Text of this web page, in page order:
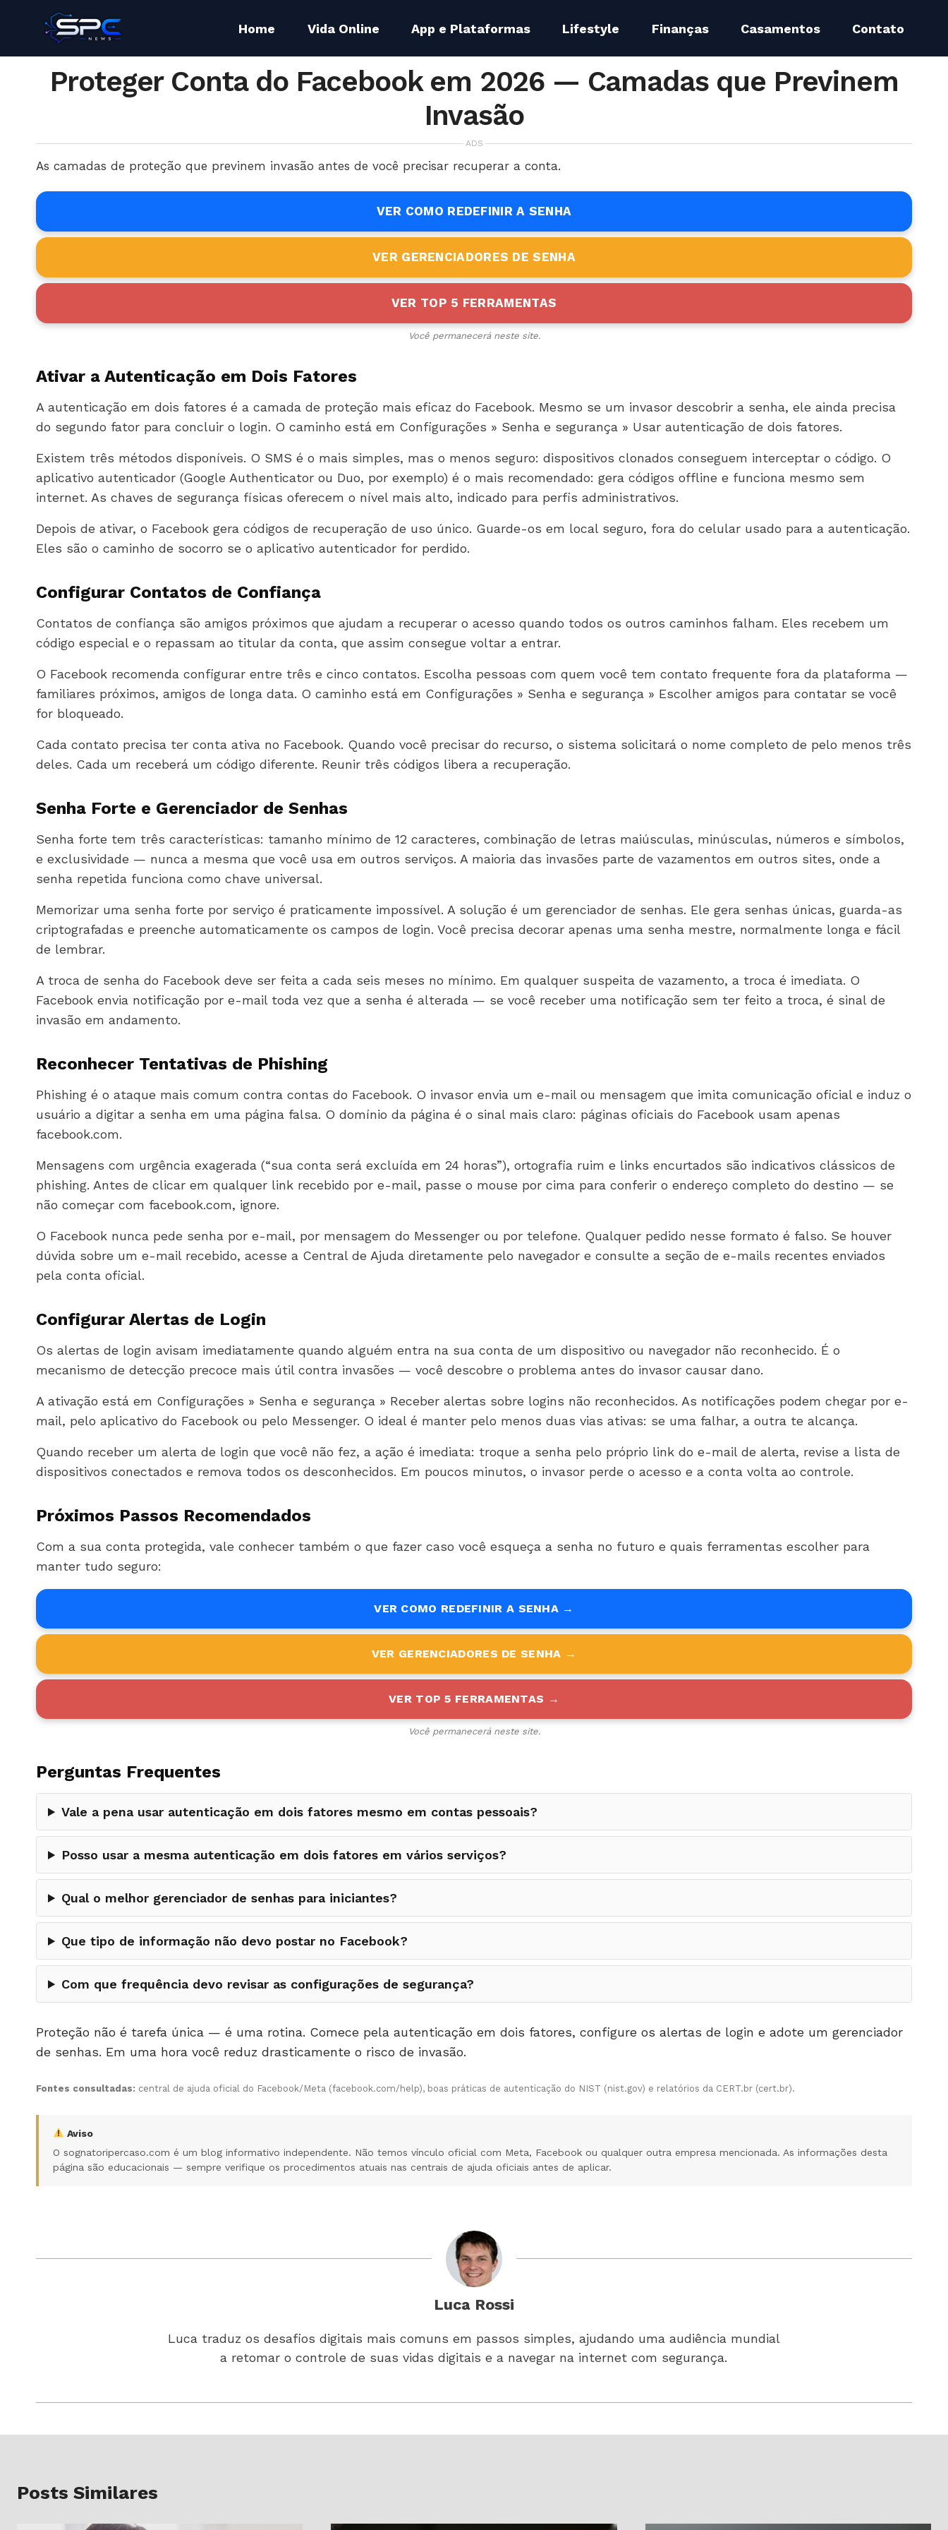
Home Vida Online App e Plataformas Lifestyle Finanças Casamentos Contato
Proteger Conta do Facebook em 2026 — Camadas que Previnem
Invasão
ADS
As camadas de proteção que previnem invasão antes de você precisar recuperar a conta.
VER COMO REDEFINIR A SENHA
VER GERENCIADORES DE SENHA
VER TOP 5 FERRAMENTAS
Você permanecerá neste site.
Ativar a Autenticação em Dois Fatores
A autenticação em dois fatores é a camada de proteção mais eficaz do Facebook. Mesmo se um invasor descobrir a senha, ele ainda precisa
do segundo fator para concluir o login. O caminho está em Configurações » Senha e segurança » Usar autenticação de dois fatores.
Existem três métodos disponíveis. O SMS é o mais simples, mas o menos seguro: dispositivos clonados conseguem interceptar o código. O
aplicativo autenticador (Google Authenticator ou Duo, por exemplo) é o mais recomendado: gera códigos offline e funciona mesmo sem
internet. As chaves de segurança físicas oferecem o nível mais alto, indicado para perfis administrativos.
Depois de ativar, o Facebook gera códigos de recuperação de uso único. Guarde-os em local seguro, fora do celular usado para a autenticação.
Eles são o caminho de socorro se o aplicativo autenticador for perdido.
Configurar Contatos de Confiança
Contatos de confiança são amigos próximos que ajudam a recuperar o acesso quando todos os outros caminhos falham. Eles recebem um
código especial e o repassam ao titular da conta, que assim consegue voltar a entrar.
O Facebook recomenda configurar entre três e cinco contatos. Escolha pessoas com quem você tem contato frequente fora da plataforma —
familiares próximos, amigos de longa data. O caminho está em Configurações » Senha e segurança » Escolher amigos para contatar se você
for bloqueado.
Cada contato precisa ter conta ativa no Facebook. Quando você precisar do recurso, o sistema solicitará o nome completo de pelo menos três
deles. Cada um receberá um código diferente. Reunir três códigos libera a recuperação.
Senha Forte e Gerenciador de Senhas
Senha forte tem três características: tamanho mínimo de 12 caracteres, combinação de letras maiúsculas, minúsculas, números e símbolos,
e exclusividade — nunca a mesma que você usa em outros serviços. A maioria das invasões parte de vazamentos em outros sites, onde a
senha repetida funciona como chave universal.
Memorizar uma senha forte por serviço é praticamente impossível. A solução é um gerenciador de senhas. Ele gera senhas únicas, guarda-as
criptografadas e preenche automaticamente os campos de login. Você precisa decorar apenas uma senha mestre, normalmente longa e fácil
de lembrar.
A troca de senha do Facebook deve ser feita a cada seis meses no mínimo. Em qualquer suspeita de vazamento, a troca é imediata. O
Facebook envia notificação por e-mail toda vez que a senha é alterada — se você receber uma notificação sem ter feito a troca, é sinal de
invasão em andamento.
Reconhecer Tentativas de Phishing
Phishing é o ataque mais comum contra contas do Facebook. O invasor envia um e-mail ou mensagem que imita comunicação oficial e induz o
usuário a digitar a senha em uma página falsa. O domínio da página é o sinal mais claro: páginas oficiais do Facebook usam apenas
facebook.com.
Mensagens com urgência exagerada (“sua conta será excluída em 24 horas”), ortografia ruim e links encurtados são indicativos clássicos de
phishing. Antes de clicar em qualquer link recebido por e-mail, passe o mouse por cima para conferir o endereço completo do destino — se
não começar com facebook.com, ignore.
O Facebook nunca pede senha por e-mail, por mensagem do Messenger ou por telefone. Qualquer pedido nesse formato é falso. Se houver
dúvida sobre um e-mail recebido, acesse a Central de Ajuda diretamente pelo navegador e consulte a seção de e-mails recentes enviados
pela conta oficial.
Configurar Alertas de Login
Os alertas de login avisam imediatamente quando alguém entra na sua conta de um dispositivo ou navegador não reconhecido. É o
mecanismo de detecção precoce mais útil contra invasões — você descobre o problema antes do invasor causar dano.
A ativação está em Configurações » Senha e segurança » Receber alertas sobre logins não reconhecidos. As notificações podem chegar por e-
mail, pelo aplicativo do Facebook ou pelo Messenger. O ideal é manter pelo menos duas vias ativas: se uma falhar, a outra te alcança.
Quando receber um alerta de login que você não fez, a ação é imediata: troque a senha pelo próprio link do e-mail de alerta, revise a lista de
dispositivos conectados e remova todos os desconhecidos. Em poucos minutos, o invasor perde o acesso e a conta volta ao controle.
Próximos Passos Recomendados
Com a sua conta protegida, vale conhecer também o que fazer caso você esqueça a senha no futuro e quais ferramentas escolher para
manter tudo seguro:
VER COMO REDEFINIR A SENHA →
VER GERENCIADORES DE SENHA →
VER TOP 5 FERRAMENTAS →
Você permanecerá neste site.
Perguntas Frequentes
Vale a pena usar autenticação em dois fatores mesmo em contas pessoais?
Posso usar a mesma autenticação em dois fatores em vários serviços?
Qual o melhor gerenciador de senhas para iniciantes?
Que tipo de informação não devo postar no Facebook?
Com que frequência devo revisar as configurações de segurança?
Proteção não é tarefa única — é uma rotina. Comece pela autenticação em dois fatores, configure os alertas de login e adote um gerenciador
de senhas. Em uma hora você reduz drasticamente o risco de invasão.
Fontes consultadas: central de ajuda oficial do Facebook/Meta (facebook.com/help), boas práticas de autenticação do NIST (nist.gov) e relatórios da CERT.br (cert.br).
Aviso
O sognatoripercaso.com é um blog informativo independente. Não temos vínculo oficial com Meta, Facebook ou qualquer outra empresa mencionada. As informações desta
página são educacionais — sempre verifique os procedimentos atuais nas centrais de ajuda oficiais antes de aplicar.
Luca Rossi
Luca traduz os desafios digitais mais comuns em passos simples, ajudando uma audiência mundial
a retomar o controle de suas vidas digitais e a navegar na internet com segurança.
Posts Similares